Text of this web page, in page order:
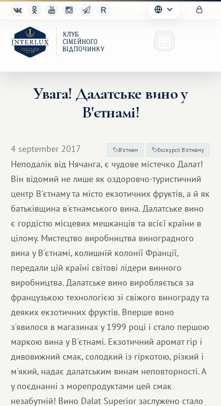
Партнерам
Благотворительность
Увага! Далатське вино у
В'єтнамі!
4 september 2017 В'єтнам Екскурсії В'єтнаму
Неподалік від Нячанга, є чудове містечко Далат!
Він відомий не лише як оздоровчо-туристичний
центр В'єтнаму та місто екзотичних фруктів, а й як
батьківщина в'єтнамського вина. Далатське вино
є гордістю місцевих мешканців та всієї країни в
цілому. Мистецтво виробництва виноградного
вина у В'єтнамі, колишній колонії Франції,
передали цій країні світові лідери винного
виробництва. Далатське вино виробляється за
французькою технологією зі свіжого винограду та
деяких екзотичних фруктів. Вперше воно
з'явилося в магазинах у 1999 році і стало першою
маркою вина у В'єтнамі. Екзотичний аромат гір і
дивовижний смак, солодкий із гіркотою, різкий і
м'який, надає далатським винам неповторності. А
у поєднанні з морепродуктами цей смак
незабутній! Вино Dalat Superior заслужено стало